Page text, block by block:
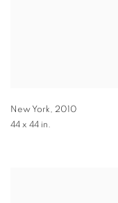
New York, 2010
44 x 44 in.